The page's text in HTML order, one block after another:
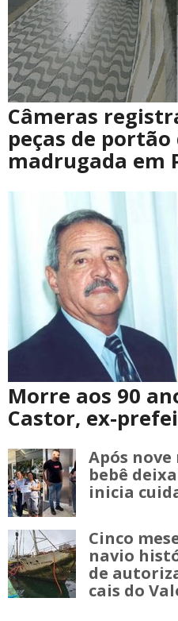
Câmeras
peças de
madrugada em
Morre aos 90
Castor, ex-
Após
bebê
inicia
Cinco
navio
de
cais do